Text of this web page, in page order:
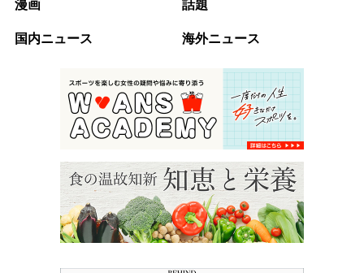
漫画 話題
国内ニュース 海外ニュース